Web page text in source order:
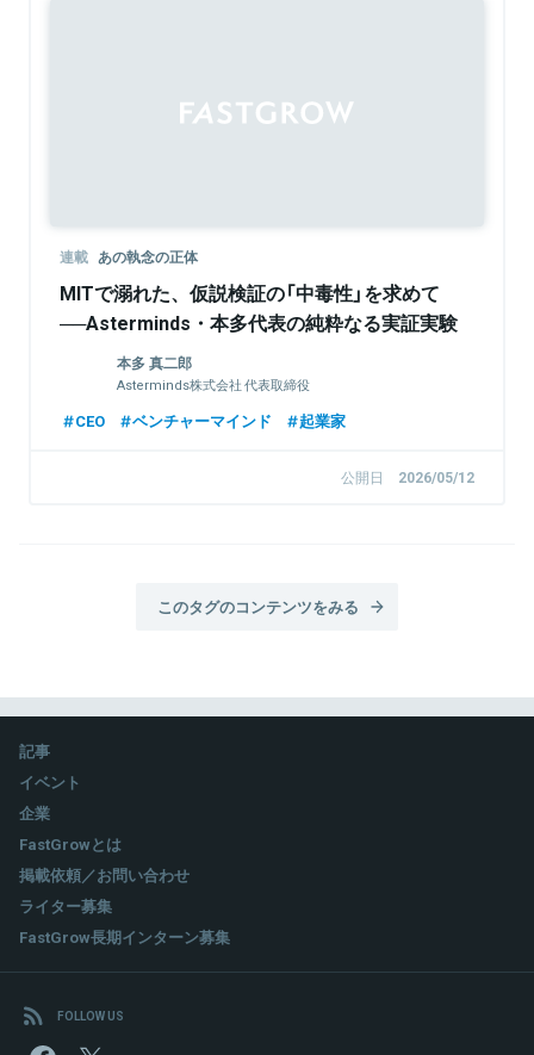
連載 あの執念の正体
MITで溺れた、仮説検証の「中毒性」を求めて
──Asterminds・本多代表の純粋なる実証実験
本多 真二郎
Asterminds株式会社 代表取締役
CEO ベンチャーマインド 起業家
公開日 2026/05/12
このタグのコンテンツをみる
記事
イベント
企業
FastGrowとは
掲載依頼／お問い合わせ
ライター募集
FastGrow長期インターン募集
FOLLOW US